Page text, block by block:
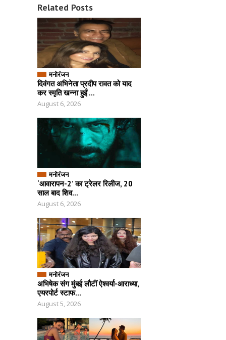
Related Posts
मनोरंजन
दिवंगत अभिनेता प्रदीप रावत को याद
कर स्मृति खन्ना हुईं ...
August 6, 2026
मनोरंजन
‘आवारापन-2’ का ट्रेलर रिलीज, 20
साल बाद शिव...
August 6, 2026
मनोरंजन
अभिषेक संग मुंबई लौटीं ऐश्वर्या-आराध्या,
एयरपोर्ट स्टाफ...
August 5, 2026